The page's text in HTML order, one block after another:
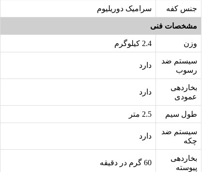
جنس کفه سرامیک دوریلیوم
مشخصات فنی
وزن 2.4 کیلوگرم
سیستم ضد
رسوب
دارد
بخاردهی
عمودی
دارد
طول سیم 2.5 متر
سیستم ضد
چکه
دارد
بخاردهی
پیوسته
60 گرم در دقیقه